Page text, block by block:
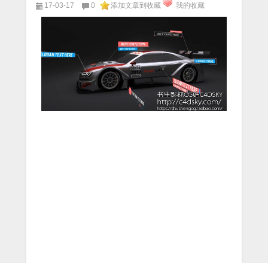
17-03-17
0 添加文章到收藏 我的收藏